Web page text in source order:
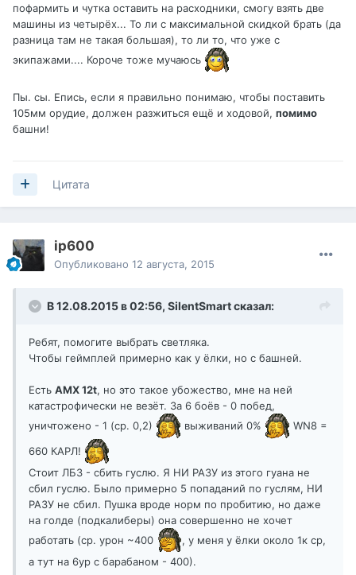
пофармить и чутка оставить на расходники, смогу взять две
машины из четырёх... То ли с максимальной скидкой брать (да
разница там не такая большая), то ли то, что уже с
экипажами.... Короче тоже мучаюсь
Пы. сы. Епись, если я правильно понимаю, чтобы поставить
105мм орудие, должен разжиться ещё и ходовой, помимо
башни!
Цитата
ip600
Опубликовано 12 августа, 2015
В 12.08.2015 в 02:56, SilentSmartсказал:
Ребят, помогите выбрать светляка.
Чтобы геймплей примерно как у ёлки, но с башней.
Есть АМХ 12t, но это такое убожество, мне на ней
катастрофически не везёт. За 6 боёв - 0 побед,
уничтожено - 1 (ср. 0,2)
выживаний 0%
WN8 =
660 КАРЛ!
Стоит ЛБЗ - сбить гуслю. Я НИ РАЗУ из этого гуана не
сбил гуслю. Было примерно 5 попаданий по гуслям, НИ
РАЗУ не сбил. Пушка вроде норм по пробитию, но даже
на голде (подкалиберы) она совершенно не хочет
работать (ср. урон ~400
, у меня у ёлки около 1к ср,
а тут на 6ур с барабаном - 400).